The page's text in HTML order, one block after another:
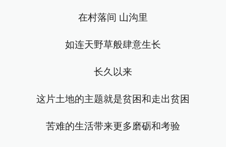
在村落间 山沟里
如连天野草般肆意生长
长久以来
这片土地的主题就是贫困和走出贫困
苦难的生活带来更多磨砺和考验